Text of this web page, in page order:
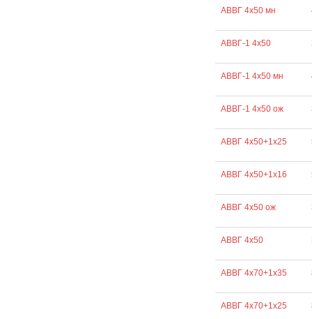
АВВГ 4х50 мн
АВВГ-1 4х50
АВВГ-1 4х50 мн
АВВГ-1 4х50 ож
АВВГ 4х50+1х25
АВВГ 4х50+1х16
АВВГ 4х50 ож
АВВГ 4х50
АВВГ 4х70+1х35
АВВГ 4х70+1х25